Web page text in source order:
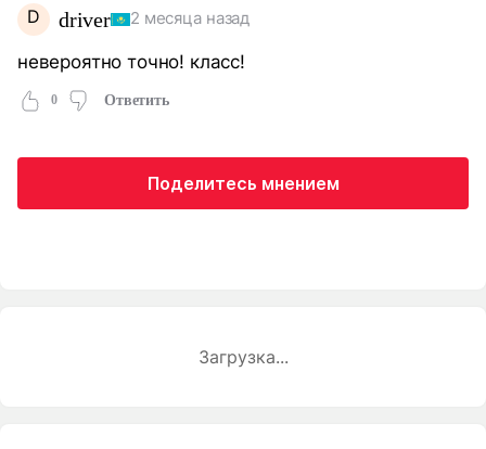
D driver 2 месяца назад
невероятно точно! класс!
0 Ответить
Поделитесь мнением
Загрузка...